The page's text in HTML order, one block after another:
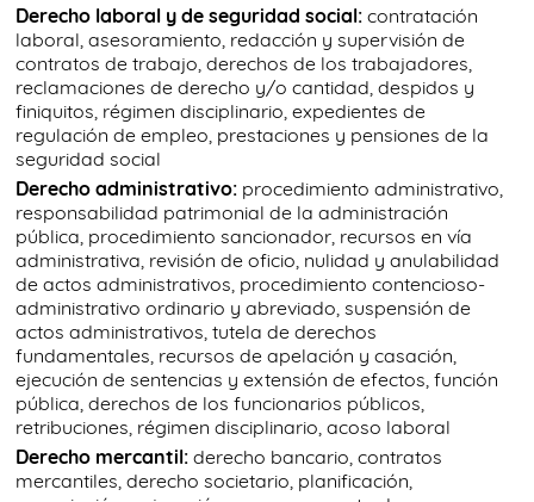
Derecho laboral y de seguridad social: contratación
laboral, asesoramiento, redacción y supervisión de
contratos de trabajo, derechos de los trabajadores,
reclamaciones de derecho y/o cantidad, despidos y
finiquitos, régimen disciplinario, expedientes de
regulación de empleo, prestaciones y pensiones de la
seguridad social
Derecho administrativo: procedimiento administrativo,
responsabilidad patrimonial de la administración
pública, procedimiento sancionador, recursos en vía
administrativa, revisión de oficio, nulidad y anulabilidad
de actos administrativos, procedimiento contencioso-
administrativo ordinario y abreviado, suspensión de
actos administrativos, tutela de derechos
fundamentales, recursos de apelación y casación,
ejecución de sentencias y extensión de efectos, función
pública, derechos de los funcionarios públicos,
retribuciones, régimen disciplinario, acoso laboral
Derecho mercantil: derecho bancario, contratos
mercantiles, derecho societario, planificación,